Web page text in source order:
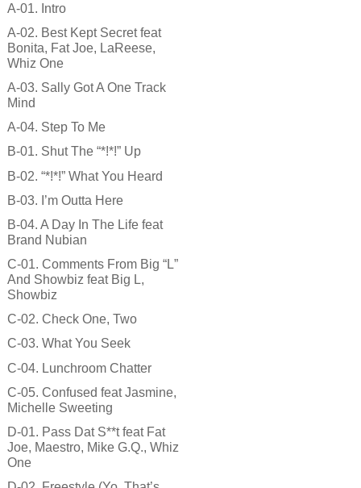
A-01. Intro
A-02. Best Kept Secret feat
Bonita, Fat Joe, LaReese,
Whiz One
A-03. Sally Got A One Track
Mind
A-04. Step To Me
B-01. Shut The “*!*!” Up
B-02. “*!*!” What You Heard
B-03. I’m Outta Here
B-04. A Day In The Life feat
Brand Nubian
C-01. Comments From Big “L”
And Showbiz feat Big L,
Showbiz
C-02. Check One, Two
C-03. What You Seek
C-04. Lunchroom Chatter
C-05. Confused feat Jasmine,
Michelle Sweeting
D-01. Pass Dat S**t feat Fat
Joe, Maestro, Mike G.Q., Whiz
One